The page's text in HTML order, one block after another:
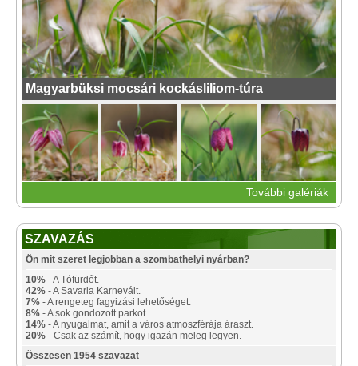
Magyarbüksi mocsári kockásliliom-túra
További galériák
SZAVAZÁS
Ön mit szeret legjobban a szombathelyi nyárban?
10% - A Tófürdőt.
42% - A Savaria Karnevált.
7% - A rengeteg fagyizási lehetőséget.
8% - A sok gondozott parkot.
14% - A nyugalmat, amit a város atmoszférája áraszt.
20% - Csak az számít, hogy igazán meleg legyen.
Összesen 1954 szavazat